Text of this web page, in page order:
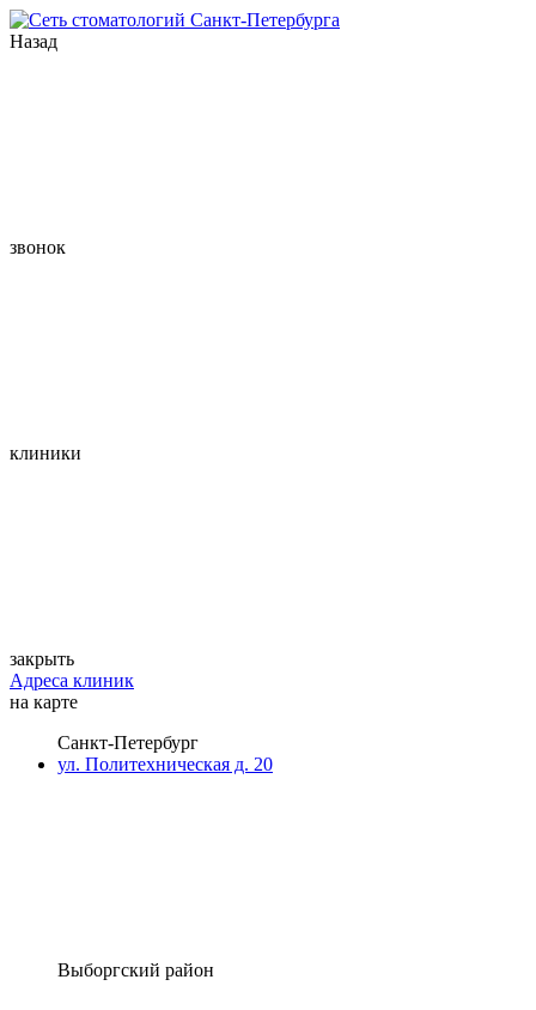
Назад
звонок
клиники
закрыть
Адреса клиник
на карте
Санкт-Петербург
ул. Политехническая д. 20
Выборгский район